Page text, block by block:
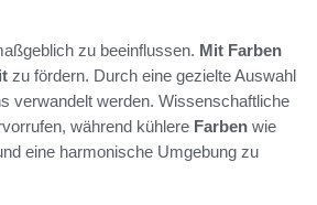
zu beeinflussen. Mit Farben
zu fördern. Durch eine gezielte Auswahl
verwandelt werden. Wissenschaftliche
während kühlere Farben wie
eine harmonische Umgebung zu